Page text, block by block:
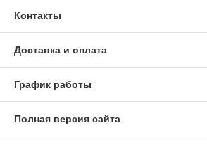
Контакты
Доставка и оплата
График работы
Полная версия сайта